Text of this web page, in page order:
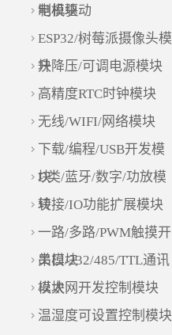
制模块
电机驱动
ESP32/树莓派摄像头模
块
升降压/可调电源模块
高精度RTC时钟模块
无线/WIFI/网络模块
下载/编程/USB开发模
块
D类/蓝牙/数字/功放模
块
转接/IO功能扩展模块
一路/多路/PWM触摸开
关模块
串口/232/485/TTL通讯
模块
以太网开发控制模块
温湿度可设置控制模块